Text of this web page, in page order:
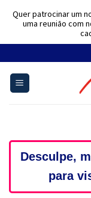
content
Desculpe,
para
Quer patrocinar um
uma reunião com